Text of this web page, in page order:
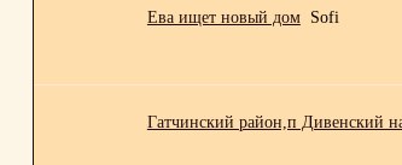
Ева ищет новый дом
Sofi
Гатчинский район,п Дивенский